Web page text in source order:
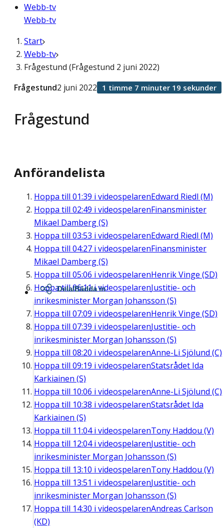
Webb-tv
Webb-tv
Start
Webb-tv
Frågestund (Frågestund 2 juni 2022)
Frågestund
Frågestund2 juni 2022 1 timme 7 minuter 19 sekunder
Anförandelista
Hoppa till 01:39 i videospelarenEdward Riedl (M)
Hoppa till 02:49 i videospelarenFinansminister
Mikael Damberg (S)
Hoppa till 03:53 i videospelarenEdward Riedl (M)
Hoppa till 04:27 i videospelarenFinansminister
Mikael Damberg (S)
Hoppa till 05:06 i videospelarenHenrik Vinge (SD)
Hoppa till06:11i videospelarenJustitie- och
inrikesminister Morgan Johansson (S)
Hoppa till 07:09 i videospelarenHenrik Vinge (SD)
Hoppa till 07:39 i videospelarenJustitie- och
inrikesminister Morgan Johansson (S)
Hoppa till 08:20 i videospelarenAnne-Li Sjölund (C)
Hoppa till 09:19 i videospelarenStatsrådet Ida
Karkiainen (S)
Hoppa till 10:06 i videospelarenAnne-Li Sjölund (C)
Hoppa till 10:38 i videospelarenStatsrådet Ida
Karkiainen (S)
Hoppa till 11:04i videospelarenTony Haddou (V)
Hoppa till 12:04i videospelarenJustitie- och
inrikesminister Morgan Johansson (S)
Hoppa till 13:10 i videospelarenTony Haddou (V)
Hoppa till 13:51 i videospelarenJustitie- och
inrikesminister Morgan Johansson (S)
Hoppa till 14:30 i videospelarenAndreas Carlson
(KD)
Dela/Bädda in